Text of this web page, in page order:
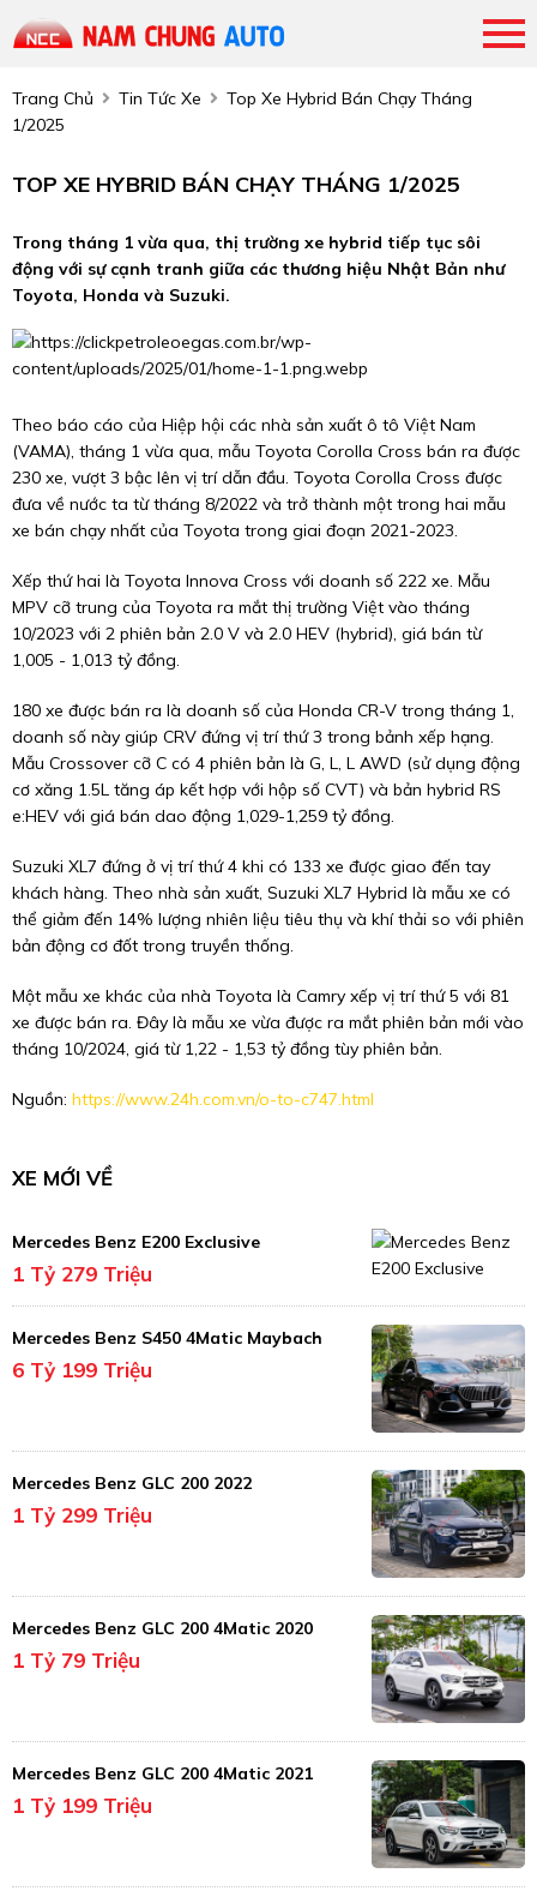
Trang Chủ Tin Tức Xe
Top Xe Hybrid Bán Chạy Tháng
1/2025
TOP XE HYBRID BÁN CHẠY THÁNG 1/2025
Trong tháng 1 vừa qua, thị trường xe hybrid tiếp tục sôi
động với sự cạnh tranh giữa các thương hiệu Nhật Bản như
Toyota, Honda và Suzuki.
Theo báo cáo của Hiệp hội các nhà sản xuất ô tô Việt Nam
(VAMA), tháng 1 vừa qua, mẫu Toyota Corolla Cross bán ra được
230 xe, vượt 3 bậc lên vị trí dẫn đầu. Toyota Corolla Cross được
đưa về nước ta từ tháng 8/2022 và trở thành một trong hai mẫu
xe bán chạy nhất của Toyota trong giai đoạn 2021-2023.
Xếp thứ hai là Toyota Innova Cross với doanh số 222 xe. Mẫu
MPV cỡ trung của Toyota ra mắt thị trường Việt vào tháng
10/2023 với 2 phiên bản 2.0 V và 2.0 HEV (hybrid), giá bán từ
1,005 - 1,013 tỷ đồng.
180 xe được bán ra là doanh số của Honda CR-V trong tháng 1,
doanh số này giúp CRV đứng vị trí thứ 3 trong bảnh xếp hạng.
Mẫu Crossover cỡ C có 4 phiên bản là G, L, L AWD (sử dụng động
cơ xăng 1.5L tăng áp kết hợp với hộp số CVT) và bản hybrid RS
e:HEV với giá bán dao động 1,029-1,259 tỷ đồng.
Suzuki XL7 đứng ở vị trí thứ 4 khi có 133 xe được giao đến tay
khách hàng. Theo nhà sản xuất, Suzuki XL7 Hybrid là mẫu xe có
thể giảm đến 14% lượng nhiên liệu tiêu thụ và khí thải so với phiên
bản động cơ đốt trong truyền thống.
Một mẫu xe khác của nhà Toyota là Camry xếp vị trí thứ 5 với 81
xe được bán ra. Đây là mẫu xe vừa được ra mắt phiên bản mới vào
tháng 10/2024, giá từ 1,22 - 1,53 tỷ đồng tùy phiên bản.
Nguồn: https://www.24h.com.vn/o-to-c747.html
XE MỚI VỀ
Mercedes Benz E200 Exclusive
1 Tỷ 279 Triệu
Mercedes Benz S450 4Matic Maybach
6 Tỷ 199 Triệu
Mercedes Benz GLC 200 2022
1 Tỷ 299 Triệu
Mercedes Benz GLC 200 4Matic 2020
1 Tỷ 79 Triệu
Mercedes Benz GLC 200 4Matic 2021
1 Tỷ 199 Triệu